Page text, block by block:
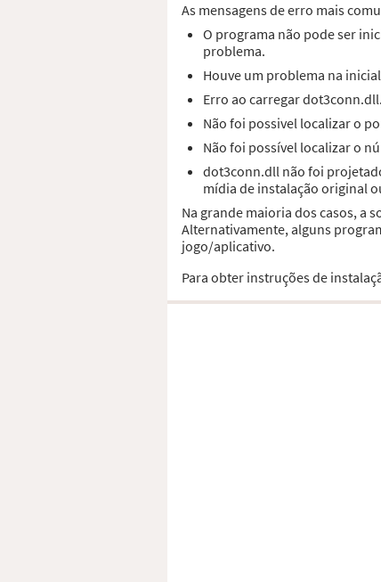
As mensagens de erro mais
O programa não pode ser
problema.
Houve um problema na
Erro ao carregar
Não foi possivel localizar o
Não foi possível localizar o
dot3conn.dll não foi
mídia de instalação original
Na grande maioria dos casos, a
Alternativamente, alguns
jogo/aplicativo.
Para obter instruções de